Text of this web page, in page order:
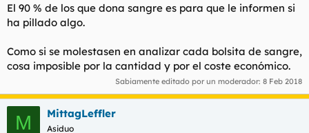
El 90 % de los que dona sangre es para que le informen si
ha pillado algo.
Como si se molestasen en analizar cada bolsita de sangre,
cosa imposible por la cantidad y por el coste económico.
Sabiamente editado por un moderador: 8 Feb 2018
M MittagLeffler
Asiduo